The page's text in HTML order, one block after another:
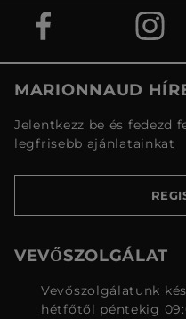
MARIONNAUD
Jelentkezz be és fedezd
legfrisebb ajánlatainkat
VEVŐSZOLGÁLAT
Vevőszolgálatunk
hétfőtől péntekig